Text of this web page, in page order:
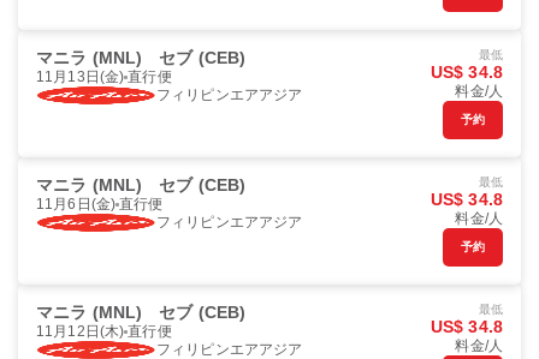
マニラ (MNL) セブ (CEB)
11月13日(金) 直行便
フィリピンエアアジア
最低
US$ 34.8
料金/人
予約
マニラ (MNL) セブ (CEB)
11月6日(金) 直行便
フィリピンエアアジア
最低
US$ 34.8
料金/人
予約
マニラ (MNL) セブ (CEB)
11月12日(木) 直行便
フィリピンエアアジア
最低
US$ 34.8
料金/人